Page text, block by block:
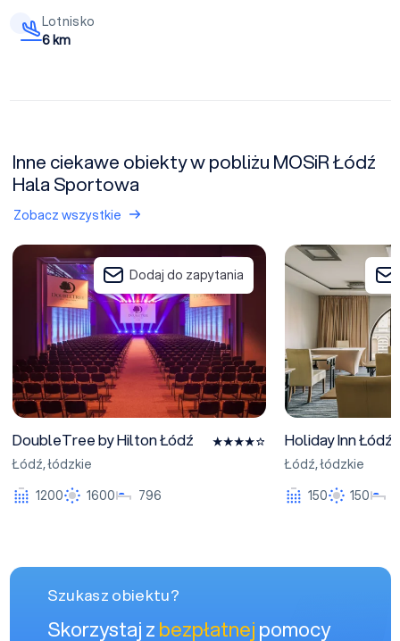
Lotnisko
6 km
Inne ciekawe obiekty w pobliżu MOSiR Łódź
Hala Sportowa
Zobacz wszystkie
DoubleTree by Hilton Łódź
Dodaj do zapytania
DoubleTree by Hilton Łódź
Łódź,łódzkie
1200
1600 796
Holiday Inn Łódź
Holiday Inn Łódź
Łódź,łódzkie
150
150
Szukasz obiektu?
Skorzystaj zbezpłatnejpomocy